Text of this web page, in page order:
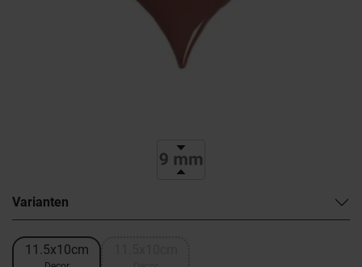
Varianten
11.5x10cm